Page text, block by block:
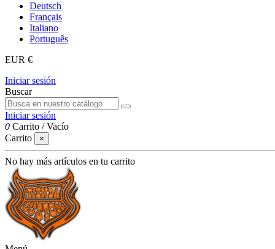
Deutsch
Français
Italiano
Português
EUR €
Iniciar sesión
Buscar
Iniciar sesión
0 Carrito /Vacío
Carrito
×
No hay más artículos en tu carrito